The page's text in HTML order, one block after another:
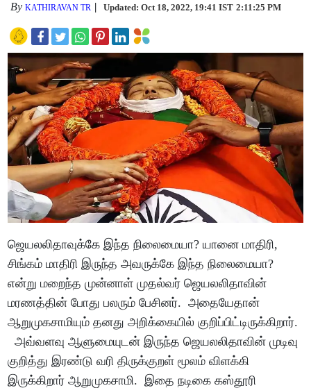
ByKATHIRAVAN TR Updated: Oct 18, 2022, 19:41 IST 2:11:25 PM
ஜெயலலிதாவுக்கே இந்த நிலைமையா? யானை மாதிரி,
சிங்கம் மாதிரி இருந்த அவருக்கே இந்த நிலைமையா?
என்று மறைந்த முன்னாள் முதல்வர் ஜெயலலிதாவின்
மரணத்தின் போது பலரும் பேசினர். அதையேதான்
ஆறுமுகசாமியும் தனது அறிக்கையில் குறிப்பிட்டிருக்கிறார்.
அவ்வளவு ஆளுமையுடன் இருந்த ஜெயலலிதாவின் முடிவு
குறித்து இரண்டு வரி திருக்குறள் மூலம் விளக்கி
இருக்கிறார் ஆறுமுகசாமி. இதை நடிகை கஸ்தூரி